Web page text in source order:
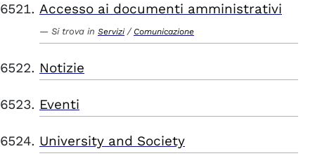
Accesso ai documenti amministrativi
Si trova in Servizi / Comunicazione
Notizie
Eventi
University and Society